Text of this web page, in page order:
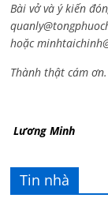
Bài vở và ý kiến
hoặc
Thành thật cám ơn.
Lương Minh
Tin nhà